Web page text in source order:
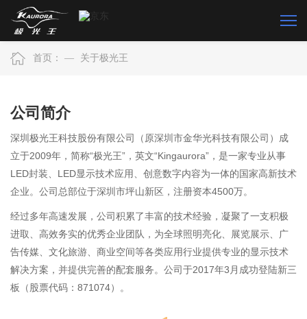
首页： — 关于极光王
公司简介
深圳极光王科技股份有限公司（原深圳市金华光科技有限公司）成
立于2009年，简称“极光王”，英文“Kingaurora”，是一家专业从事
LED封装、LED显示技术应用、创意数字内容为一体的国家高新技术
企业。公司总部位于深圳市坪山新区，注册资本4500万。
经过多年高速发展，公司积累了丰富的技术经验，凝聚了一支积极
进取、高效务实的优秀企业团队，为全球照明亮化、展览展示、广
告传媒、文化旅游、商业空间等各类应用行业提供专业的显示技术
解决方案，并提供完善的配套服务。公司于2017年3月成功登陆新三
板（股票代码：871074）。